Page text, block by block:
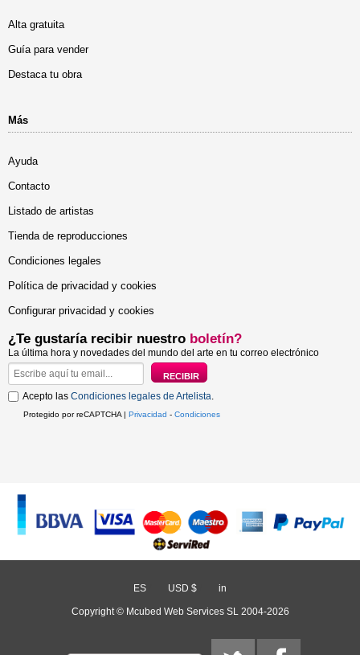
Alta gratuita
Guía para vender
Destaca tu obra
Más
Ayuda
Contacto
Listado de artistas
Tienda de reproducciones
Condiciones legales
Política de privacidad y cookies
Configurar privacidad y cookies
¿Te gustaría recibir nuestro boletín?
La última hora y novedades del mundo del arte en tu correo electrónico
Acepto las Condiciones legales de Artelista.
Protegido por reCAPTCHA | Privacidad - Condiciones
ES USD $ in
Copyright © Mcubed Web Services SL 2004-2026